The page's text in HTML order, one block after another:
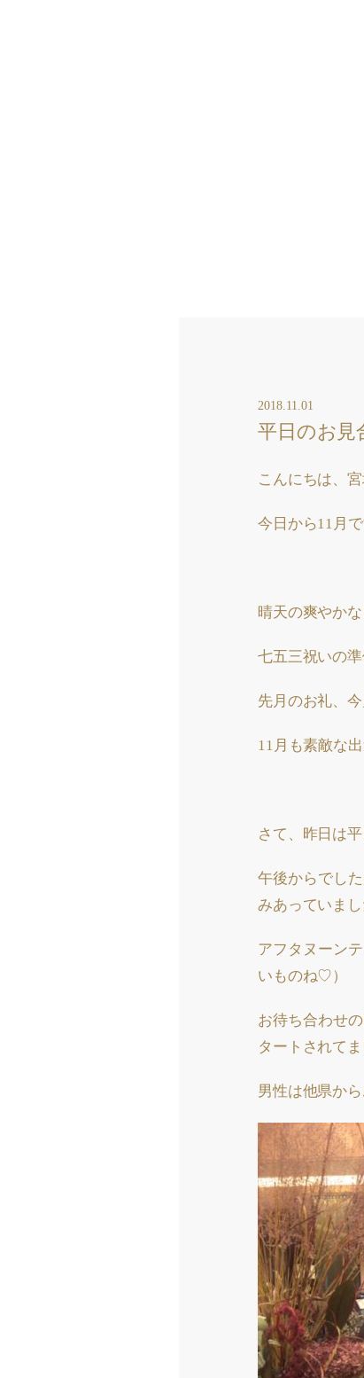
2018.11.01
平日のお見
こんにちは、
今日から11月
晴天の爽やか
七五三祝いの
先月のお礼、
11月も素敵な
さて、昨日は
午後からでし
みあっていまし
アフタヌーン
いものね♡）
お待ち合わせ
タートされてま
男性は他県か